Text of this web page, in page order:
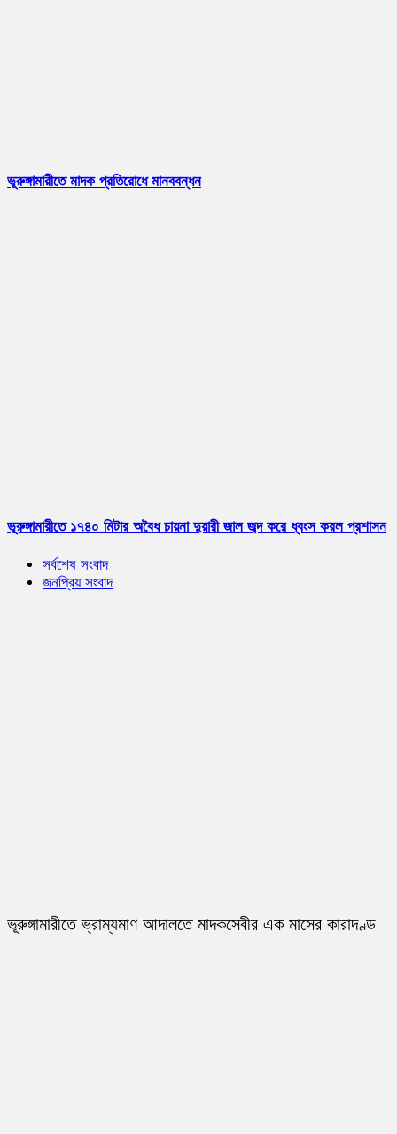
ভূরুঙ্গামারীতে মাদক প্রতিরোধে মানববন্ধন
ভূরুঙ্গামারীতে ১৭৪০ মিটার অবৈধ চায়না দুয়ারী জাল জব্দ করে ধ্বংস করল প্রশাসন
সর্বশেষ সংবাদ
জনপ্রিয় সংবাদ
ভূরুঙ্গামারীতে ভ্রাম্যমাণ আদালতে মাদকসেবীর এক মাসের কারাদণ্ড